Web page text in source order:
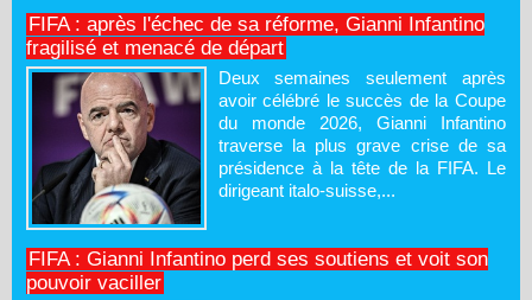
FIFA : après l'échec de sa réforme, Gianni Infantino
fragilisé et menacé de départ
Deux semaines seulement après
avoir célébré le succès de la Coupe
du monde 2026, Gianni Infantino
traverse la plus grave crise de sa
présidence à la tête de la FIFA. Le
dirigeant italo-suisse,...
FIFA : Gianni Infantino perd ses soutiens et voit son
pouvoir vaciller